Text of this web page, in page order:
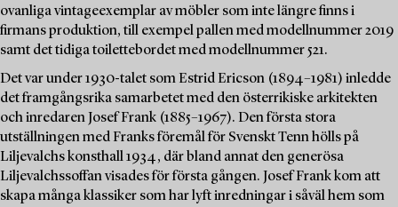
ovanliga vintageexemplar av möbler som inte längre finns i
firmans produktion, till exempel pallen med modellnummer 2019
samt det tidiga toilettebordet med modellnummer 521.
Det var under 1930-talet som Estrid Ericson (1894–1981) inledde
det framgångsrika samarbetet med den österrikiske arkitekten
och inredaren Josef Frank (1885–1967). Den första stora
utställningen med Franks föremål för Svenskt Tenn hölls på
Liljevalchs konsthall 1934, där bland annat den generösa
Liljevalchssoffan visades för första gången. Josef Frank kom att
skapa många klassiker som har lyft inredningar i såväl hem som